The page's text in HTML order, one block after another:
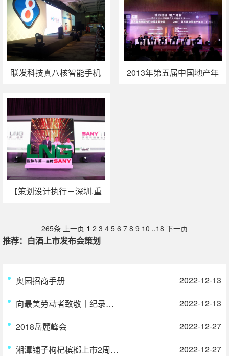
联发科技真八核智能手机
2013年第五届中国地产年
【策划设计执行－深圳.重
265条 上一页 1 2 3 4 5 6 7 8 9 10 ..18 下一页
推荐：白酒上市发布会策划
奥园招商手册
2022-12-13
向最美劳动者致敬丨纪录片《雪域高原酿出最美的酒》首发
2022-12-13
2018岳麓峰会
2022-12-27
湘潭铺子枸杞槟榔上市2周年庆暨2019新品发布会在长沙举行
2022-12-27